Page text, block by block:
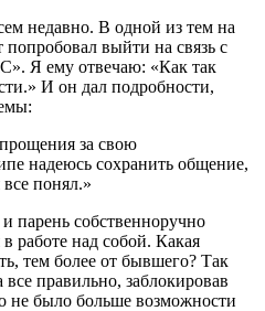
недавно. В одной из тем на
выйти на связь с
Я ему отвечаю: «Как так
И он дал подробности,
за свою
надеюсь сохранить общение,
понял.»
парень собственноручно
работе над собой. Какая
тем более от бывшего? Так
правильно, заблокировав
не было больше возможности